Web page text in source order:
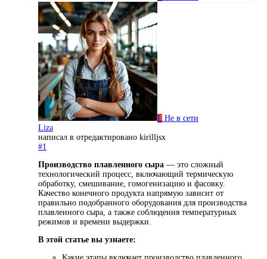
L Не в сети
Liza
написал в отредактировано kirilljsx
#1
Производство плавленного сыра — это сложный
технологический процесс, включающий термическую
обработку, смешивание, гомогенизацию и фасовку.
Качество конечного продукта напрямую зависит от
правильно подобранного оборудования для производства
плавленного сыра, а также соблюдения температурных
режимов и времени выдержки.
В этой статье вы узнаете: